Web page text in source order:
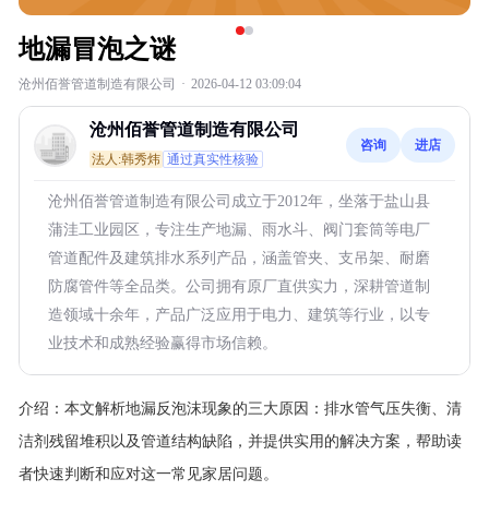
地漏冒泡之谜
沧州佰誉管道制造有限公司 · 2026-04-12 03:09:04
沧州佰誉管道制造有限公司
法人:韩秀炜 通过真实性核验
咨询 进店
沧州佰誉管道制造有限公司成立于2012年，坐落于盐山县
蒲洼工业园区，专注生产地漏、雨水斗、阀门套筒等电厂
管道配件及建筑排水系列产品，涵盖管夹、支吊架、耐磨
防腐管件等全品类。公司拥有原厂直供实力，深耕管道制
造领域十余年，产品广泛应用于电力、建筑等行业，以专
业技术和成熟经验赢得市场信赖。
介绍： 本文解析地漏反泡沫现象的三大原因：排水管气压失衡、清
洁剂残留堆积以及管道结构缺陷，并提供实用的解决方案，帮助读
者快速判断和应对这一常见家居问题。